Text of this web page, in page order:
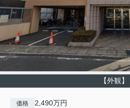
【外観】
価格 2,490万円